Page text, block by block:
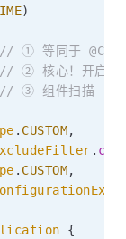
)
// ① 等同于
// ② 核心！开启自
// ③ 组件扫描
. CUSTOM,
.
. CUSTOM,
{